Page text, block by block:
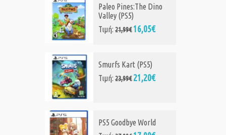
Paleo Pines:The Dino
Valley (PS5)
Τιμή:21,99€ 16,05€
Smurfs Kart (PS5)
Τιμή:23,99€21,20€
PS5 Goodbye World